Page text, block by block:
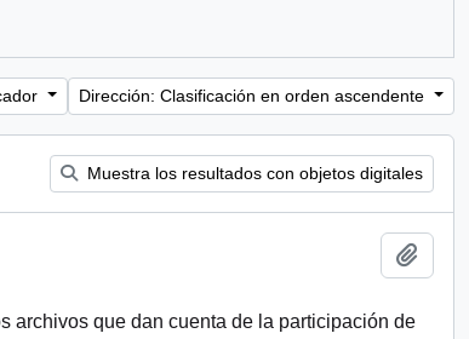
Dirección: Clasificación en orden ascendente
Muestra los resultados con objetos digitales
archivos que dan cuenta de la participación de